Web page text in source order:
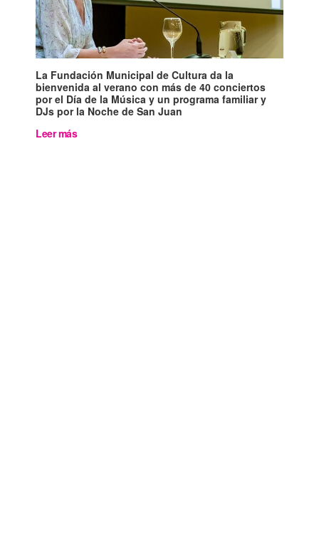
La Fundación Municipal de Cultura da la
bienvenida al verano con más de 40 conciertos
por el Día de la Música y un programa familiar y
DJs por la Noche de San Juan
Leer más